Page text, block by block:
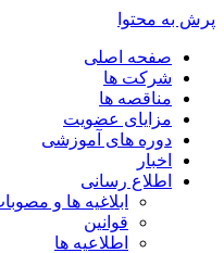
پرش به محتوا
صفحه اصلی
شرکت ها
مناقصه ها
مزایای عضویت
دوره های آموزشی
اخبار
اطلاع رسانی
ابلاغیه ها و
قوانین
اطلاعیه ها